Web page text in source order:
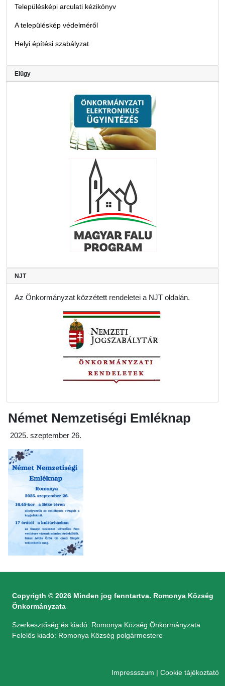
Településképi arculati kézikönyv
A településkép védelméről
Helyi építési szabályzat
Elügy
NJT
Az Önkormányzat közzétett rendeletei a NJT oldalán.
Német Nemzetiségi Emléknap
2025. szeptember 26.
Copyrigth © 2026 Minden jog fenntartva. Romonya Község
Önkormányzata
Szerkesztőség és kiadó: Romonya Község Önkormányzata
Felelős kiadó: Romonya Község polgármestere
Impressszum | Cookie tájékoztató